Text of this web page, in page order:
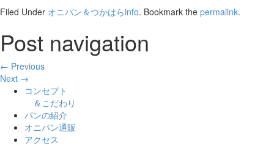
Filed Under オニパン＆つかはらinfo. Bookmark the permalink.
Post navigation
← Previous
Next →
コンセプト
＆こだわり
パンの紹介
オニパン通販
アクセス